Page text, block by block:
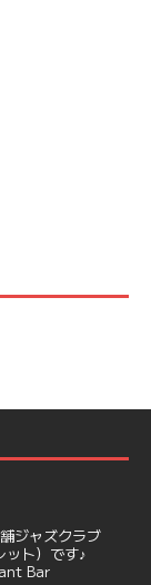
ジャズクラブ
ト）です♪
Bar